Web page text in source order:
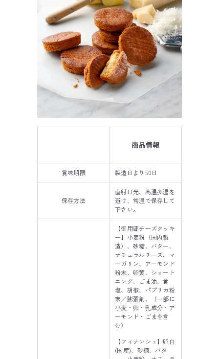
商品情報
賞味期限 製造日より50日
保存方法
直射日光、高温多湿を
避け、常温で保存して
下さい。
【御用邸チーズクッキ
ー】小麦粉（国内製
造）、砂糖、バター、
ナチュラルチーズ、マ
ーガリン、アーモンド
粉末、卵黄、ショート
ニング、ごま油、食
塩、胡椒、パプリカ粉
末／膨張剤、（一部に
小麦・卵・乳成分・ア
ーモンド・ごまを含
む）
【フィナンシェ】卵白
(国産)、砂糖、バタ